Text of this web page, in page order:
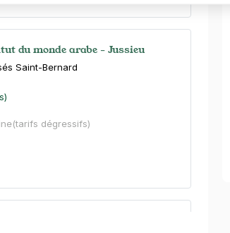
du monde arabe - Jussieu
Saint-Bernard
(tarifs dégressifs)